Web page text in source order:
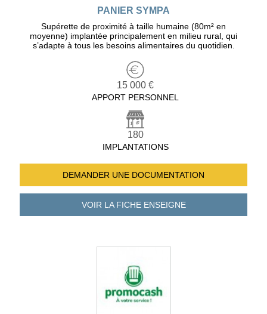
PANIER SYMPA
Supérette de proximité à taille humaine (80m² en
moyenne) implantée principalement en milieu rural, qui
s’adapte à tous les besoins alimentaires du quotidien.
15 000 €
APPORT PERSONNEL
180
IMPLANTATIONS
DEMANDER UNE DOCUMENTATION
VOIR LA FICHEENSEIGNE